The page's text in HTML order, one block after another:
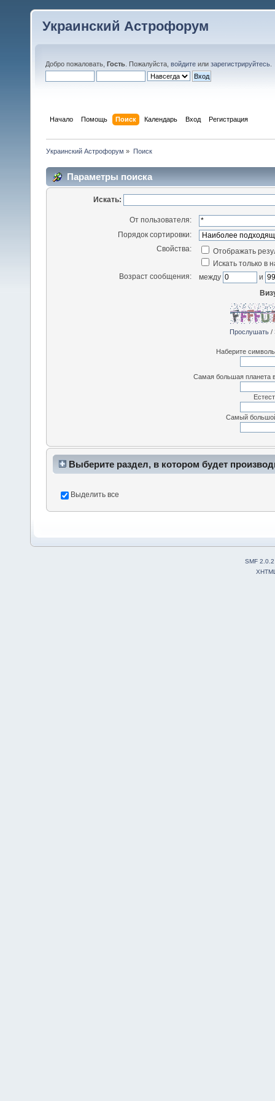
Украинский Астрофорум
Добро пожаловать, Гость . Пожалуйста, войдите или зарегистрируйтесь
Начало Помощь Поиск Календарь Вход Регистрация
Украинский Астрофорум » Поиск
Параметры поиска
Искать:
От пользователя:
Порядок сортировки:
Свойства:
Отображать
Искать только в
Возраст сообщения:
между
и
Прослушать/
Наберите
Самая большая планета
Самый
Выберите раздел, в котором будет
Выделить все
SMF 2.0.2